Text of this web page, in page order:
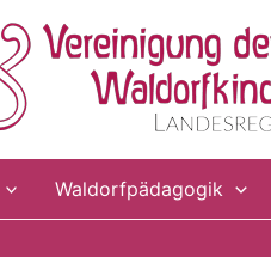
Waldorfpädagogik